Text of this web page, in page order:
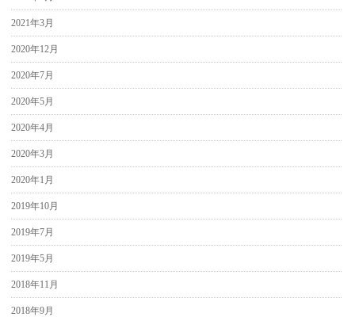
2021年3月
2020年12月
2020年7月
2020年5月
2020年4月
2020年3月
2020年1月
2019年10月
2019年7月
2019年5月
2018年11月
2018年9月